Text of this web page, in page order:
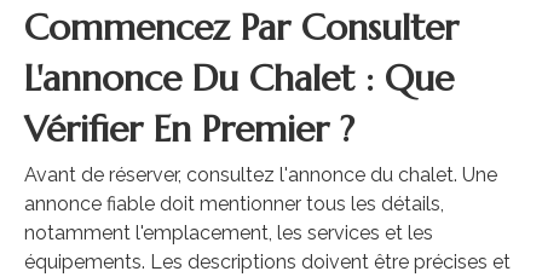
Commencez Par Consulter
L'annonce Du Chalet : Que
Vérifier En Premier ?
Avant de réserver, consultez l'annonce du chalet. Une
annonce fiable doit mentionner tous les détails,
notamment l'emplacement, les services et les
équipements. Les descriptions doivent être précises et